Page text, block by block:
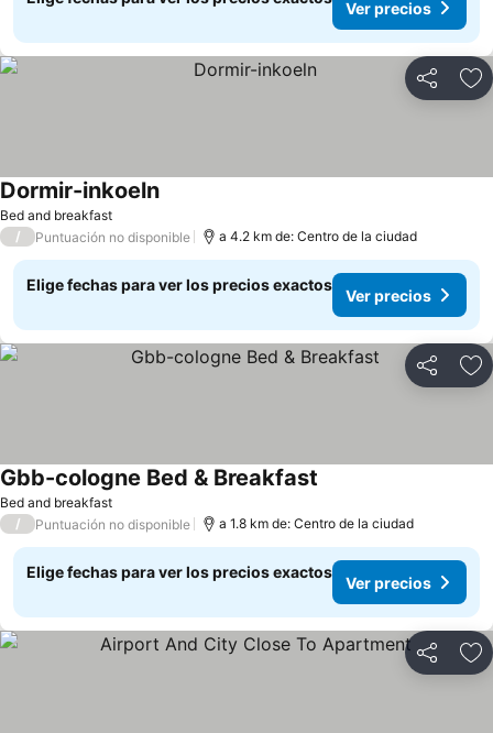
Ver precios
Compartir
Bed and breakfast
Dormir-inkoelnVer precios
/ Puntuación no disponible a 4.2 km de: Centro de la ciudad
Elige fechas para ver los precios exactos
Ver precios
Compartir
Bed and breakfast
Gbb-cologne Bed & Breakfast
/ Puntuación no disponible a 1.8 km de: Centro de la ciudad
Elige fechas para ver los precios exactos
Ver precios
Compartir